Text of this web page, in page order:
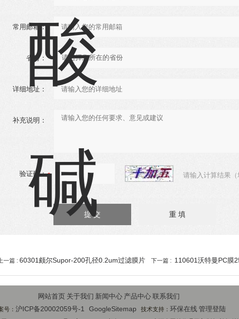
常用邮箱：
省份：
详细地址：
补充说明：
验证码： 请输入计算结果
一篇 : 60301颇尔Supor-200孔径0.2um过滤膜片 下一篇 : 110601沃特曼PC膜
网站首页 关于我们 新闻中心 产品中心联系我们
号： 沪ICP备20002059号-1 GoogleSitemap 技术支持： 环保在线 管理登陆